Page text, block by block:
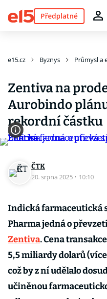
Předplatné
e15.cz Byznys Průmysl a
Zentiva na
Aurobindo
rekordní částku
ČTK
20. srpna 2025 · 10:10
Indická farmaceutická
Pharma jedná o
Zentiva. Cena
5,5 miliardy dolarů
což by z ní udělalo
učiněnou